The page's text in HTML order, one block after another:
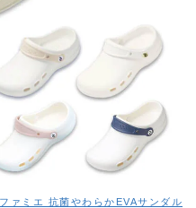
ァミエ 抗菌やわらかEVAサンダル